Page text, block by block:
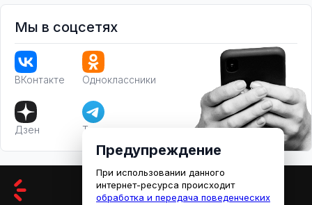
Мы в соцсетях
ВКонтакте Одноклассники
Дзен Телеграм
Предупреждение
При использовании данного
интернет-ресурса происходит
обработка и передача поведенческих